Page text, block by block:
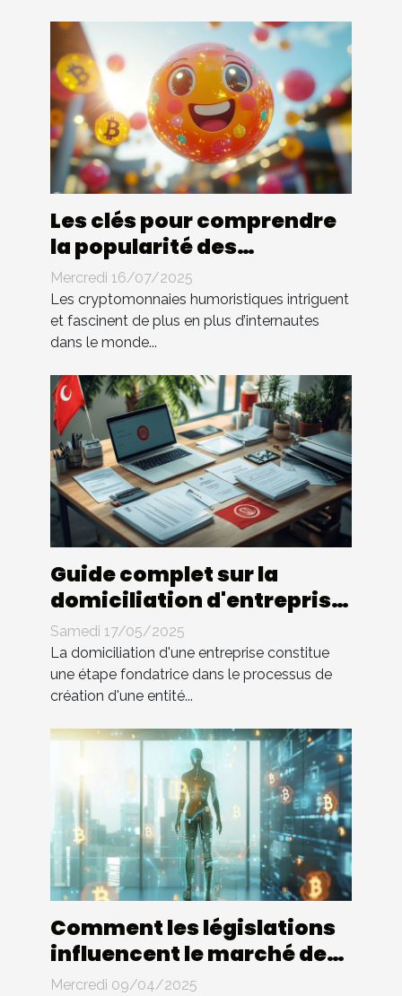
Les clés pour comprendre
la popularité des
cryptomonnaies
humoristiques
Mercredi 16/07/2025
Les cryptomonnaies humoristiques intriguent
et fascinent de plus en plus d’internautes
dans le monde...
Guide complet sur la
domiciliation d'entreprise
en Tunisie
Samedi 17/05/2025
La domiciliation d'une entreprise constitue
une étape fondatrice dans le processus de
création d'une entité...
Comment les législations
influencent le marché des
cryptomonnaies
Mercredi 09/04/2025